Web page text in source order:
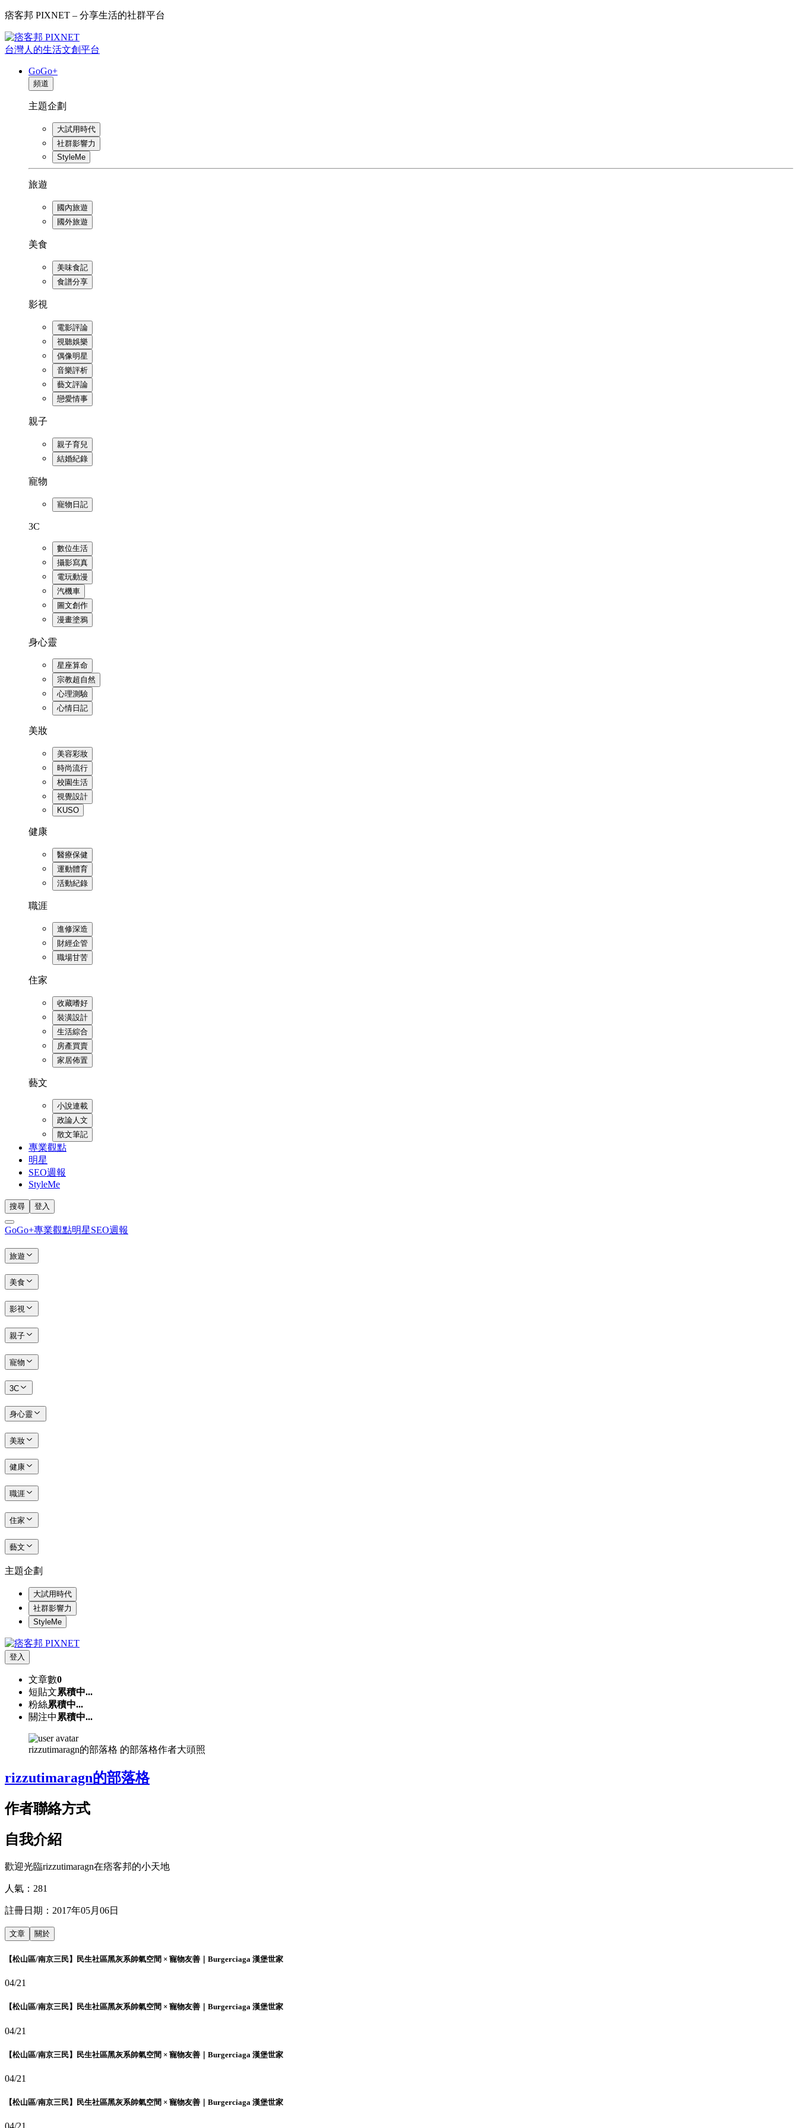
痞客邦 PIXNET – 分享生活的社群平台
台灣人的生活文創平台
GoGo+
頻道
主題企劃
大試用時代
社群影響力
StyleMe
旅遊
國內旅遊
國外旅遊
美食
美味食記
食譜分享
影視
電影評論
視聽娛樂
偶像明星
音樂評析
藝文評論
戀愛情事
親子
親子育兒
結婚紀錄
寵物
寵物日記
3C
數位生活
攝影寫真
電玩動漫
汽機車
圖文創作
漫畫塗鴉
身心靈
星座算命
宗教超自然
心理測驗
心情日記
美妝
美容彩妝
時尚流行
校園生活
視覺設計
KUSO
健康
醫療保健
運動體育
活動紀錄
職涯
進修深造
財經企管
職場甘苦
住家
收藏嗜好
裝潢設計
生活綜合
房產買賣
家居佈置
藝文
小說連載
政論人文
散文筆記
專業觀點
明星
SEO週報
StyleMe
搜尋 登入
GoGo+專業觀點明星SEO週報
旅遊
美食
影視
親子
寵物
3C
身心靈
美妝
健康
職涯
住家
藝文
主題企劃
大試用時代
社群影響力
StyleMe
登入
文章數0
短貼文累積中...
粉絲累積中...
關注中 累積中...
rizzutimaragn的部落格 的部落格作者大頭照
rizzutimaragn的部落格
作者聯絡方式
自我介紹
歡迎光臨rizzutimaragn在痞客邦的小天地
人氣： 281
註冊日期： 2017年05月06日
文章 關於
【松山區/南京三民】民生社區黑灰系帥氣空間 × 寵物友善｜Burgerciaga 漢堡世家
04/21
【松山區/南京三民】民生社區黑灰系帥氣空間 × 寵物友善｜Burgerciaga 漢堡世家
04/21
【松山區/南京三民】民生社區黑灰系帥氣空間 × 寵物友善｜Burgerciaga 漢堡世家
04/21
【松山區/南京三民】民生社區黑灰系帥氣空間 × 寵物友善｜Burgerciaga 漢堡世家